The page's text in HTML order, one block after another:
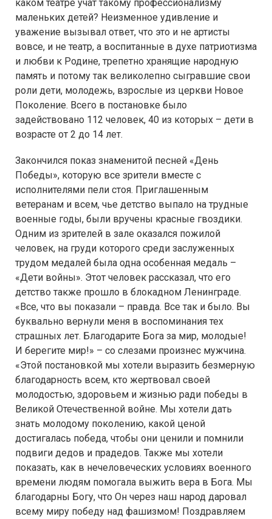
каком театре учат такому профессионализму
маленьких детей? Неизменное удивление и
уважение вызывал ответ, что это и не артисты
вовсе, и не театр, а воспитанные в духе патриотизма
и любви к Родине, трепетно хранящие народную
память и потому так великолепно сыгравшие свои
роли дети, молодежь, взрослые из церкви Новое
Поколение. Всего в постановке было
задействовано 112 человек, 40 из которых – дети в
возрасте от 2 до 14 лет.
Закончился показ знаменитой песней «День
Победы», которую все зрители вместе с
исполнителями пели стоя. Приглашенным
ветеранам и всем, чье детство выпало на трудные
военные годы, были вручены красные гвоздики.
Одним из зрителей в зале оказался пожилой
человек, на груди которого среди заслуженных
трудом медалей была одна особенная медаль –
«Дети войны». Этот человек рассказал, что его
детство также прошло в блокадном Ленинграде.
«Все, что вы показали – правда. Все так и было. Вы
буквально вернули меня в воспоминания тех
страшных лет. Благодарите Бога за мир, молодые!
И берегите мир!» – со слезами произнес мужчина.
«Этой постановкой мы хотели выразить безмерную
благодарность всем, кто жертвовал своей
молодостью, здоровьем и жизнью ради победы в
Великой Отечественной войне. Мы хотели дать
знать молодому поколению, какой ценой
достигалась победа, чтобы они ценили и помнили
подвиги дедов и прадедов. Также мы хотели
показать, как в нечеловеческих условиях военного
времени людям помогала выжить вера в Бога. Мы
благодарны Богу, что Он через наш народ даровал
всему миру победу над фашизмом! Поздравляем